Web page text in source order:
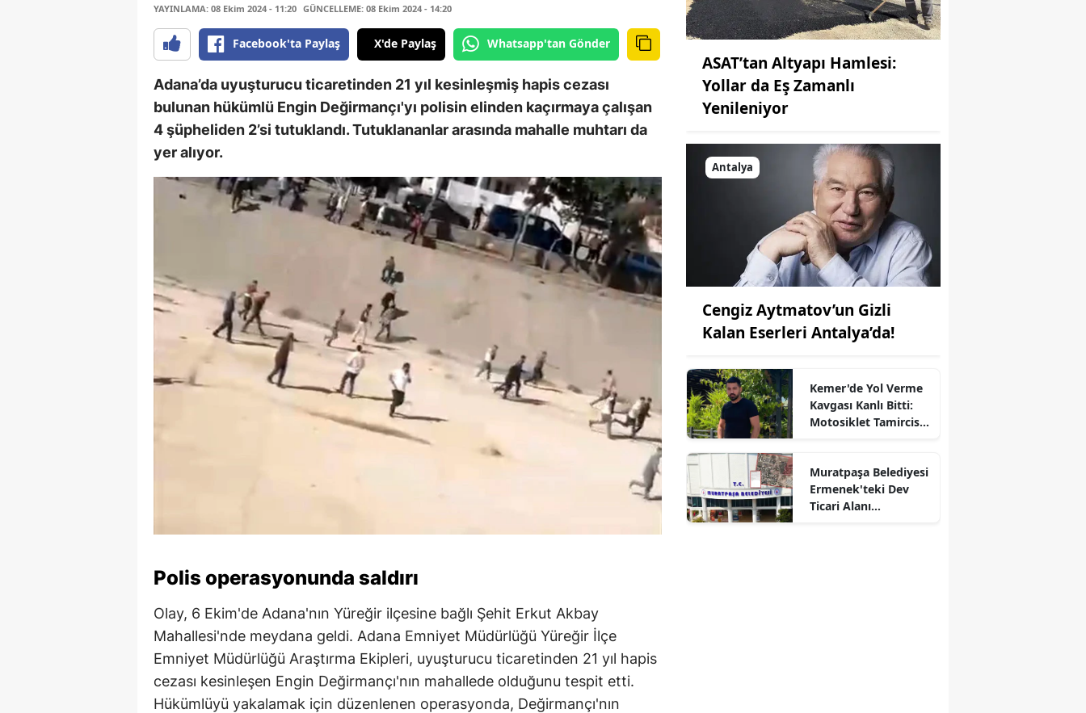
YAYINLAMA: 08 Ekim 2024 - 11:20 GÜNCELLEME: 08 Ekim 2024 - 14:20
Facebook'ta Paylaş X'de Paylaş Whatsapp'tan Gönder
Adana’da uyuşturucu ticaretinden 21 yıl kesinleşmiş hapis cezası
bulunan hükümlü Engin Değirmançı'yı polisin elinden kaçırmaya çalışan
4 şüpheliden 2’si tutuklandı. Tutuklananlar arasında mahalle muhtarı da
yer alıyor.
Polis operasyonunda saldırı
Olay, 6 Ekim'de Adana'nın Yüreğir ilçesine bağlı Şehit Erkut Akbay
Mahallesi'nde meydana geldi. Adana Emniyet Müdürlüğü Yüreğir İlçe
Emniyet Müdürlüğü Araştırma Ekipleri, uyuşturucu ticaretinden 21 yıl hapis
cezası kesinleşen Engin Değirmançı'nın mahallede olduğunu tespit etti.
Hükümlüyü yakalamak için düzenlenen operasyonda, Değirmançı'nın
ASAT’tan Altyapı Hamlesi:
Yollar da Eş Zamanlı
Yenileniyor
Antalya
Cengiz Aytmatov’un Gizli
Kalan Eserleri Antalya’da!
Kemer'de Yol Verme
Kavgası Kanlı Bitti:
Motosiklet Tamircisi
Muratpaşa Belediyesi
Ermenek'teki Dev
Ticari Alanı